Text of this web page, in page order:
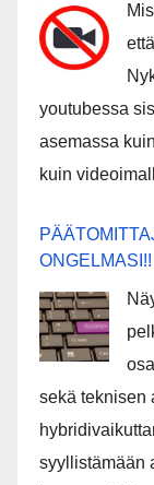
youtubessa
asemassa
kuin
sekä teknisen
syyllistämään